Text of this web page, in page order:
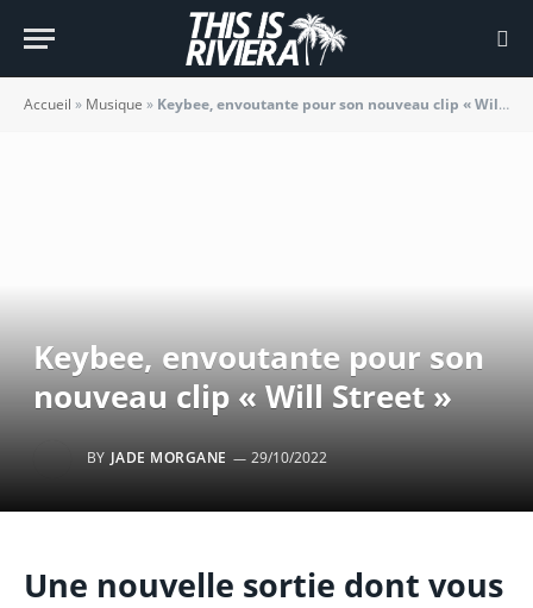
Accueil » Musique » Keybee, envoutante pour son nouveau clip « Will Street »
Keybee, envoutante pour son
nouveau clip « Will Street »
BY JADE MORGANE 29/10/2022
Une nouvelle sortie dont vous